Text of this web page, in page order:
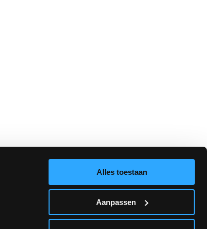
Alles toestaan
Aanpassen